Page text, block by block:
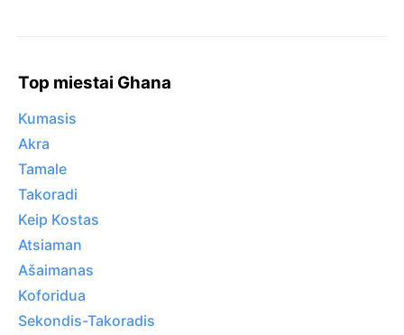
Top miestai Ghana
Kumasis
Akra
Tamale
Takoradi
Keip Kostas
Atsiaman
Ašaimanas
Koforidua
Sekondis-Takoradis